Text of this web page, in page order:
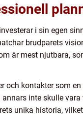
i sin egen
brudparets
är mest njutbara,
kontakter som
inte skulle
unika historia,